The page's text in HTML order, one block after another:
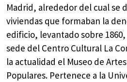
Madrid, alrededor del cual se
viviendas que formaban la
edificio, levantado sobre
sede del Centro Cultural La
la actualidad el Museo de
Populares. Pertenece a la